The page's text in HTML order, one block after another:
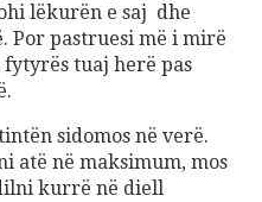
lëkurën e saj dhe
Por pastruesi më i mirë
tuaj herë pas
sidomos në verë.
atë në maksimum, mos
kurrë në diell